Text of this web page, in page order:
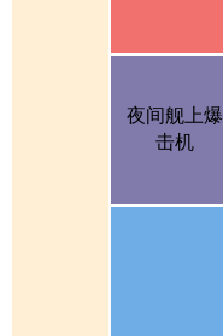
夜间舰上爆
击机